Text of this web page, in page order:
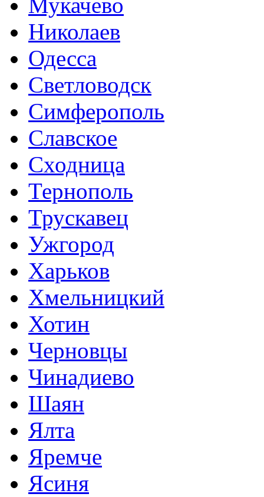
Мукачево
Николаев
Одесса
Светловодск
Симферополь
Славское
Сходница
Тернополь
Трускавец
Ужгород
Харьков
Хмельницкий
Хотин
Черновцы
Чинадиево
Шаян
Ялта
Яремче
Ясиня